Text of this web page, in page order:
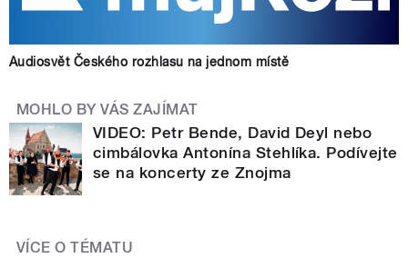
Audiosvět Českého rozhlasu na jednom místě
MOHLO BY VÁS ZAJÍMAT
VIDEO: Petr Bende, David Deyl nebo
cimbálovka Antonína Stehlíka. Podívejte
se na koncerty ze Znojma
VÍCE O TÉMATU